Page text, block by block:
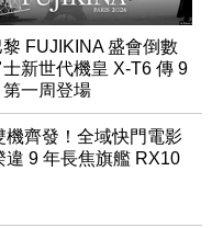
黎 FUJIKINA 盛會倒數
士新世代機皇 X-T6 傳 9
第一周登場
機齊發！全域快門電影
違 9 年長焦旗艦 RX10